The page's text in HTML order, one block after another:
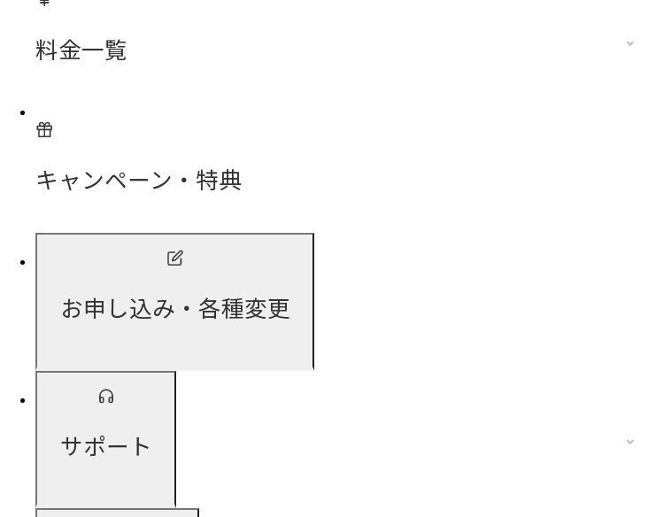
料金一覧
キャンペーン・特典
お申し込み・各種変更
サポート